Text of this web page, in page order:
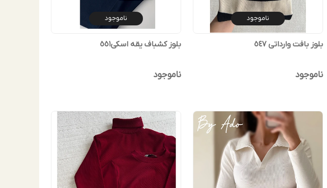
ناموجود
بلوز بافت وارداتی ٥٤٧
ناموجود
ناموجود
بلوز کشباف یقه اسکی٥٥١
ناموجود